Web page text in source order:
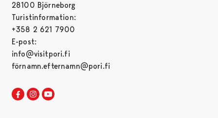
28100 Björneborg
Turistinformation:
+358 2 621 7900
E-post:
info@visitpori.fi
förnamn.efternamn@pori.fi
Visit Pori in Facebook
Opens in a new tab
Visit Pori in Instagram
Opens in a new tab